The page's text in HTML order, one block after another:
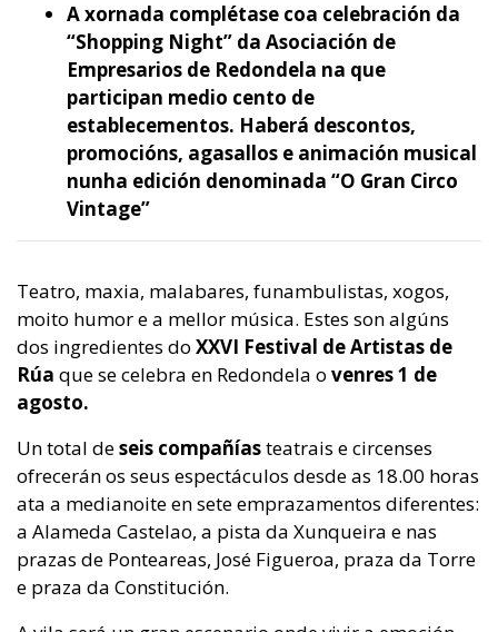
A xornada complétase coa celebración da
“Shopping Night” da Asociación de
Empresarios de Redondela na que
participan medio cento de
establecementos. Haberá descontos,
promocións, agasallos e animación musical
nunha edición denominada “O Gran Circo
Vintage”
Teatro, maxia, malabares, funambulistas, xogos,
moito humor e a mellor música. Estes son algúns
dos ingredientes do XXVI Festival de Artistas de
Rúa que se celebra en Redondela o venres 1 de
agosto.
Un total deseis compañíasteatrais e circenses
ofrecerán os seus espectáculos desde as 18.00 horas
ata a medianoite en sete emprazamentos diferentes:
a Alameda Castelao, a pista da Xunqueira e nas
prazas de Ponteareas, José Figueroa, praza da Torre
e praza da Constitución.